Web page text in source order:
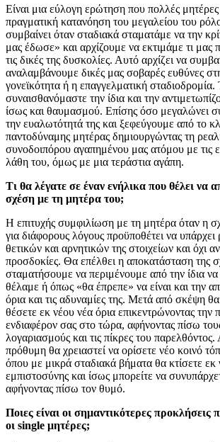
Είναι μια εύλογη ερώτηση που πολλές
πραγματική κατανόηση του μεγαλείου του
συμβαίνει όταν σταδιακά σταματάμε να την
μας έδωσε» και αρχίζουμε να εκτιμάμε τι μας
τις δικές της δυσκολίες. Αυτό αρχίζει να
αναλαμβάνουμε δικές μας σοβαρές ευθύνες
γονεϊκότητα ή η επαγγελματική σταδιοδρομία.
συναισθανόμαστε την ίδια και την
ίσως και θαυμασμού. Επίσης όσο μεγαλώνει
την ευαλωτότητά της και ξεφεύγουμε από το
παντοδύναμης μητέρας δημιουργώντας τη
συνοδοιπόρου αγαπημένου μας ατόμου με τις
λάθη του, όμως με μια τεράστια αγάπη.
Τι θα λέγατε σε έναν ενήλικα που θέλει να
σχέση με τη μητέρα του;
Η επιτυχής συμφιλίωση με τη μητέρα όταν η
για διάφορους λόγους προϋποθέτει να
θετικών και αρνητικών της στοιχείων και όχι
προσδοκίες. Θα επέλθει η αποκατάσταση της
σταματήσουμε να περιμένουμε από την ίδια να
θέλαμε ή όπως «θα έπρεπε» να είναι και την
όρια και τις αδυναμίες της. Μετά από σκέψη θα
θέσετε εκ νέου νέα όρια επικεντρώνοντας την
ενδιαφέρον σας στο τώρα, αφήνοντας πίσω
λογαριασμούς και τις πίκρες του παρελθόντος.
πρόθυμη θα χρειαστεί να ορίσετε νέο κοινό
όπου με μικρά σταδιακά βήματα θα κτίσετε
εμπιστοσύνης και ίσως μπορείτε να
αφήνοντας πίσω τον θυμό.
Ποιες είναι οι σημαντικότερες προκλήσεις
οι single μητέρες;